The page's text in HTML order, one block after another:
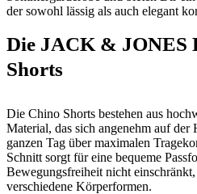
der sowohl lässig als auch elegant
Die JACK & JONES
Shorts
Die Chino Shorts bestehen aus
Material, das sich angenehm auf
ganzen Tag über maximalen
Schnitt sorgt für eine bequeme
Bewegungsfreiheit nicht
verschiedene Körperformen.